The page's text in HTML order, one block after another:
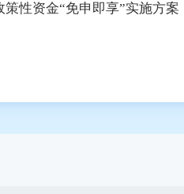
性资金“免申即享”实施方案